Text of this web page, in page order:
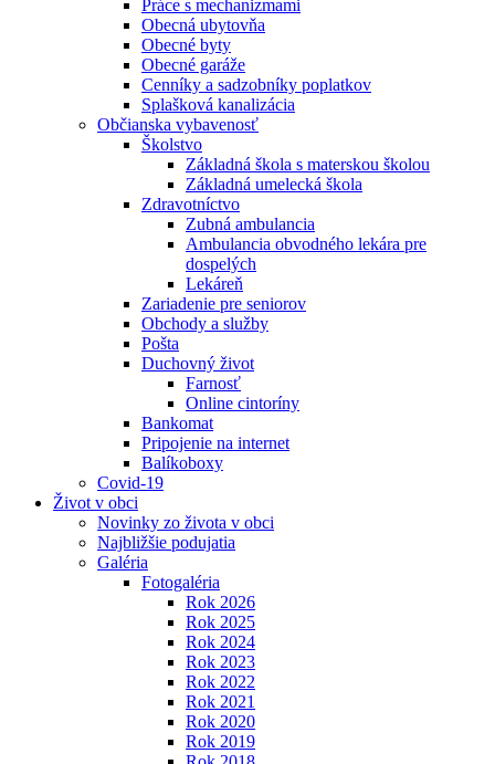
Práce s mechanizmami
Obecná ubytovňa
Obecné byty
Obecné garáže
Cenníky a sadzobníky poplatkov
Splašková kanalizácia
Občianska vybavenosť
Školstvo
Základná škola s materskou školou
Základná umelecká škola
Zdravotníctvo
Zubná ambulancia
Ambulancia obvodného lekára pre
dospelých
Lekáreň
Zariadenie pre seniorov
Obchody a služby
Pošta
Duchovný život
Farnosť
Online cintoríny
Bankomat
Pripojenie na internet
Balíkoboxy
Covid-19
Život v obci
Novinky zo života v obci
Najbližšie podujatia
Galéria
Fotogaléria
Rok 2026
Rok 2025
Rok 2024
Rok 2023
Rok 2022
Rok 2021
Rok 2020
Rok 2019